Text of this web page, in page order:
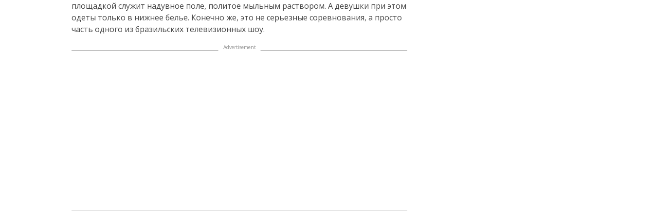
площадкой служит надувное поле, политое мыльным раствором. А девушки при этом
одеты только в нижнее белье. Конечно же, это не серьезные соревнования, а просто
часть одного из бразильских телевизионных шоу.